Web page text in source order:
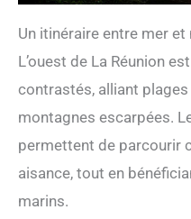
Un itinéraire entre mer
L’ouest de La Réunion
contrastés, alliant
montagnes escarpées.
permettent de parcourir
aisance, tout en
marins.